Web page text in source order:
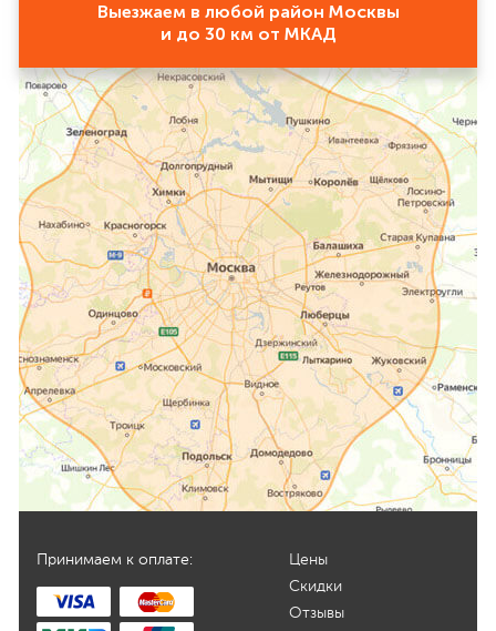
Выезжаем в любой район Москвы
и до 30 км от МКАД
Принимаем к оплате:
Цены
Скидки
Отзывы